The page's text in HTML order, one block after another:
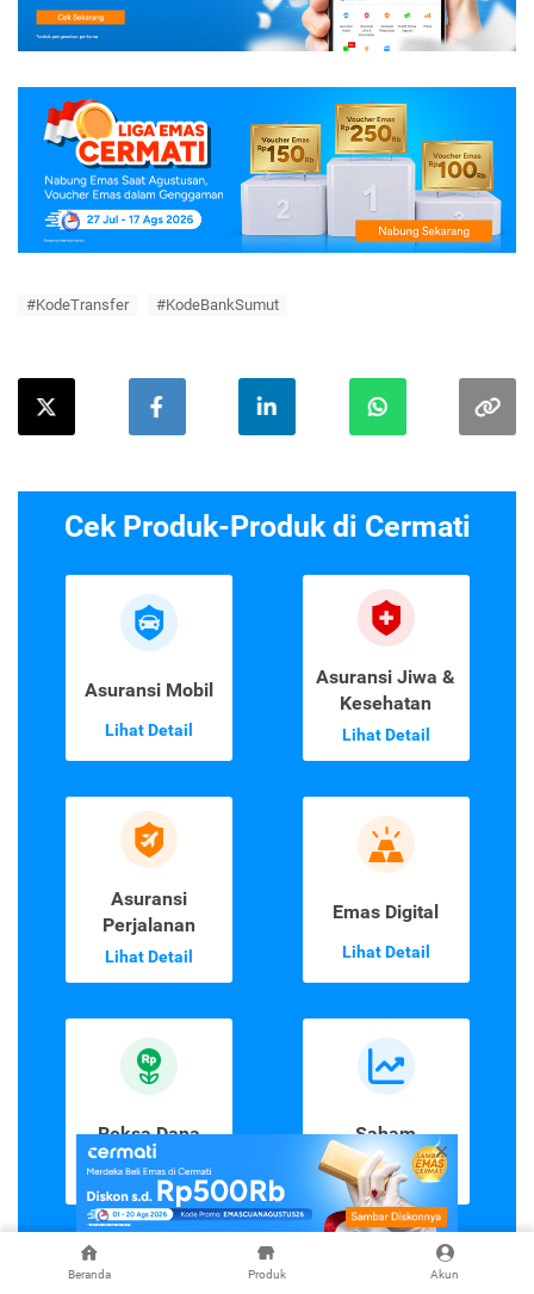
Beranda Produk Akun
#KodeTransfer #KodeBankSumut
Cek Produk-Produk di Cermati
Asuransi Mobil
Lihat Detail
Asuransi Jiwa &
Kesehatan
Lihat Detail
Asuransi
Perjalanan
Lihat Detail
Emas Digital
Lihat Detail
Reksa Dana
Lihat Detail
Saham
Lihat Detail